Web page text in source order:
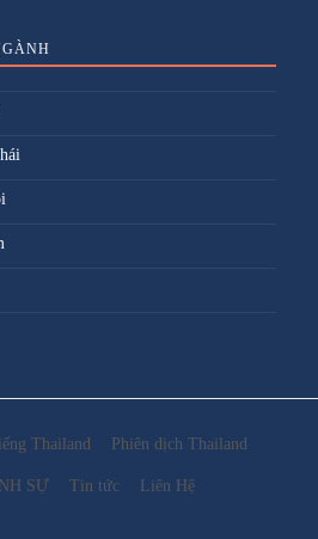
Thailand Phiên dịch Thailand
SỰ Tin tức Liên Hệ